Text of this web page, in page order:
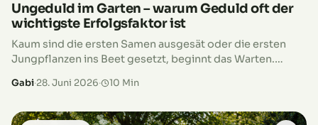
Ungeduld im Garten – warum Geduld oft der
wichtigste Erfolgsfaktor ist
Kaum sind die ersten Samen ausgesät oder die ersten
Jungpflanzen ins Beet gesetzt, beginnt das Warten.
schon etwas…
Gabi·28. Juni 2026· 10 Min